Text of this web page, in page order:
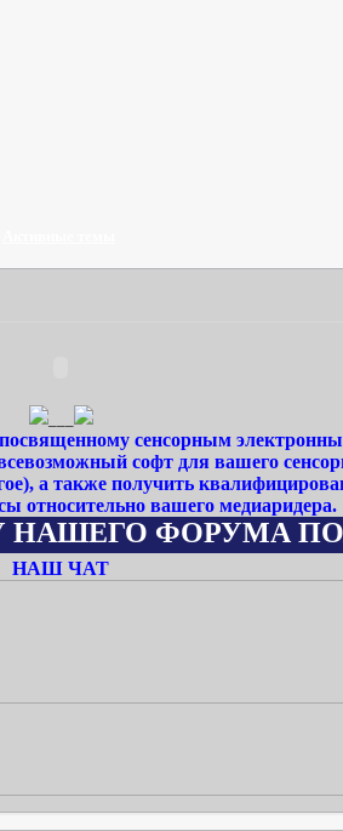
___
сенсорным
софт для вашего
а также получить
относительно вашего медиаридера.
НАШЕГО ФОРУМА
НАШ ЧАТ